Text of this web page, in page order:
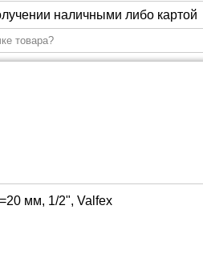
наличными либо картой
товара?
мм, 1/2", Valfex